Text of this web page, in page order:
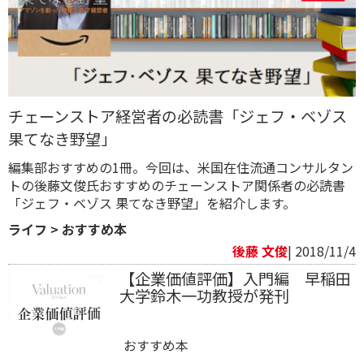
チェーンストア経営者の必読書「ジェフ・ベゾス
果てなき野望」
編集部おすすめの1冊。今回は、米国在住流通コンサルタン
トの後藤文俊氏おすすめのチェーンストア関係者の必読書
「ジェフ・ベゾス 果てなき野望」を紹介します。
ライフ > おすすめ本
後藤 文俊| 2018/11/4
【企業価値評価】入門編 早稲田
大学鈴木一功教授が発刊
おすすめ本